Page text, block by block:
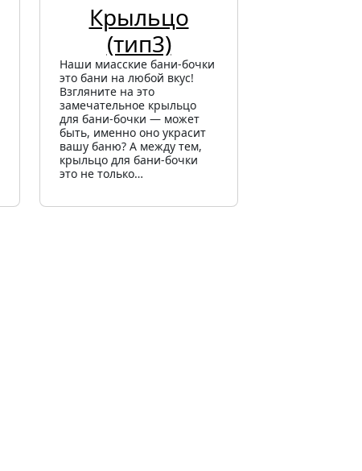
Крыльцо
(тип3)
Наши миасские бани-бочки
это бани на любой вкус!
Взгляните на это
замечательное крыльцо
для бани-бочки — может
быть, именно оно украсит
вашу баню? А между тем,
крыльцо для бани-бочки
это не только…